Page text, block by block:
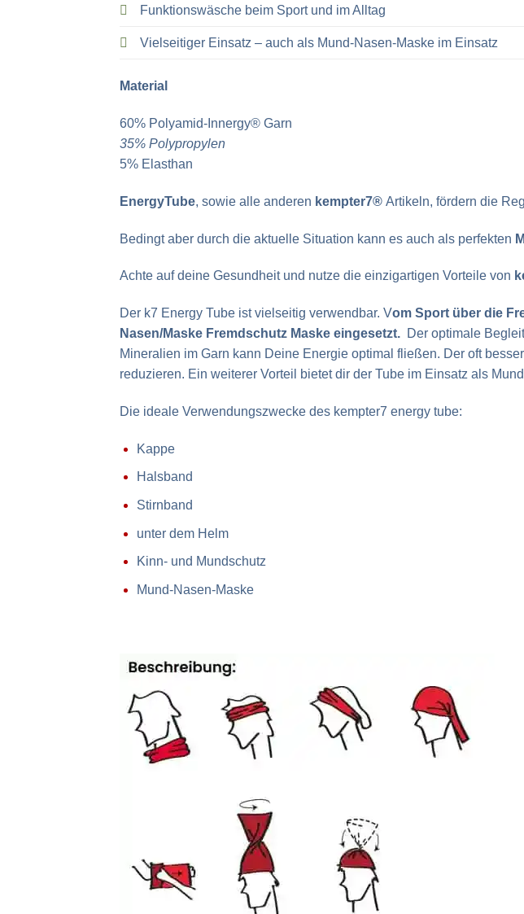
Funktionswäsche beim Sport und im Alltag
Vielseitiger Einsatz – auch als Mund-Nasen-Maske im Einsatz
Material
60% Polyamid-Innergy® Garn
35% Polypropylen
5% Elasthan
EnergyTube, sowie alle anderen kempter7® Artikeln, fördern die
Bedingt aber durch die aktuelle Situation kann es auch als perfekten
Achte auf deine Gesundheit und nutze die einzigartigen Vorteile von
Der k7 Energy Tube ist vielseitig verwendbar. Vom Sport über die
Nasen/Maske Fremdschutz Maske eingesetzt. Der optimale
Mineralien im Garn kann Deine Energie optimal fließen. Der oft
reduzieren. Ein weiterer Vorteil bietet dir der Tube im Einsatz als
Die ideale Verwendungszwecke des kempter7 energy tube:
Kappe
Halsband
Stirnband
unter dem Helm
Kinn- und Mundschutz
Mund-Nasen-Maske